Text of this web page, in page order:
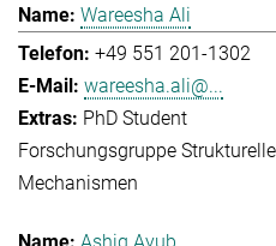
Wareesha Ali
+49 551 201-1302
wareesha.ali@...
PhD Student
Forschungsgruppe
Mechanismen